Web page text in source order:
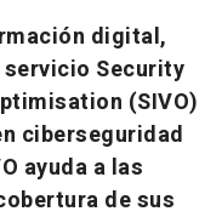
digital,
Security
(SIVO)
ciberseguridad
ayuda a las
de sus